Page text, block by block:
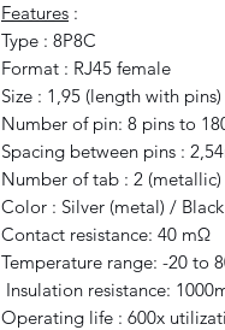
Features :
Type : 8P8C
Format : RJ45 female
Size : 1,95 (length with
Number of pin: 8 pins to
Spacing between pins :
Number of tab : 2
Color : Silver (metal) /
Contact resistance: 40 mΩ
Temperature range: -20 to
Insulation resistance:
Operating life : 600x